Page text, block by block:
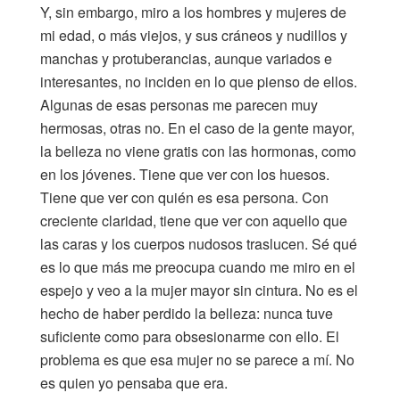
Y, sin embargo, miro a los hombres y mujeres de
mi edad, o más viejos, y sus cráneos y nudillos y
manchas y protuberancias, aunque variados e
interesantes, no inciden en lo que pienso de ellos.
Algunas de esas personas me parecen muy
hermosas, otras no. En el caso de la gente mayor,
la belleza no viene gratis con las hormonas, como
en los jóvenes. Tiene que ver con los huesos.
Tiene que ver con quién es esa persona. Con
creciente claridad, tiene que ver con aquello que
las caras y los cuerpos nudosos traslucen. Sé qué
es lo que más me preocupa cuando me miro en el
espejo y veo a la mujer mayor sin cintura. No es el
hecho de haber perdido la belleza: nunca tuve
suficiente como para obsesionarme con ello. El
problema es que esa mujer no se parece a mí. No
es quien yo pensaba que era.